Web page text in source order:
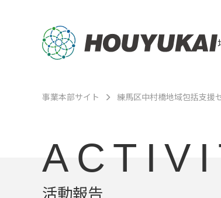
事業本部サイト 練馬区中村橋地域包括支援
活動報告